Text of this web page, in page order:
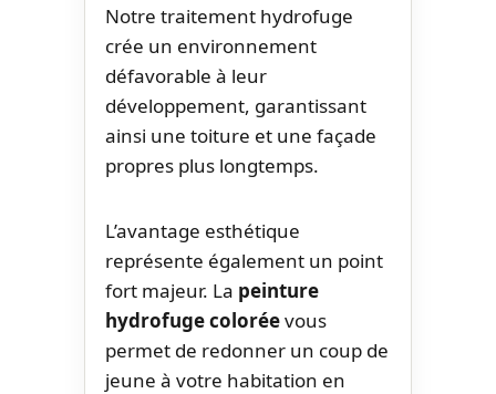
Notre traitement hydrofuge
crée un environnement
défavorable à leur
développement, garantissant
ainsi une toiture et une façade
propres plus longtemps.
L’avantage esthétique
représente également un point
fort majeur. La peinture
hydrofuge coloréevous
permet de redonner un coup de
jeune à votre habitation en